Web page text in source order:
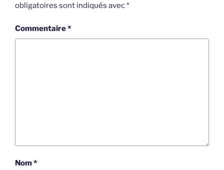
obligatoires sont indiqués avec*
Commentaire*
Nom*